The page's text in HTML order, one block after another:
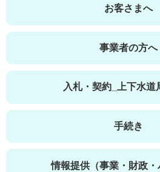
お客さまへ
事業者の方へ
入札・契約_上下水道
手続き
情報提供（事業・財政・